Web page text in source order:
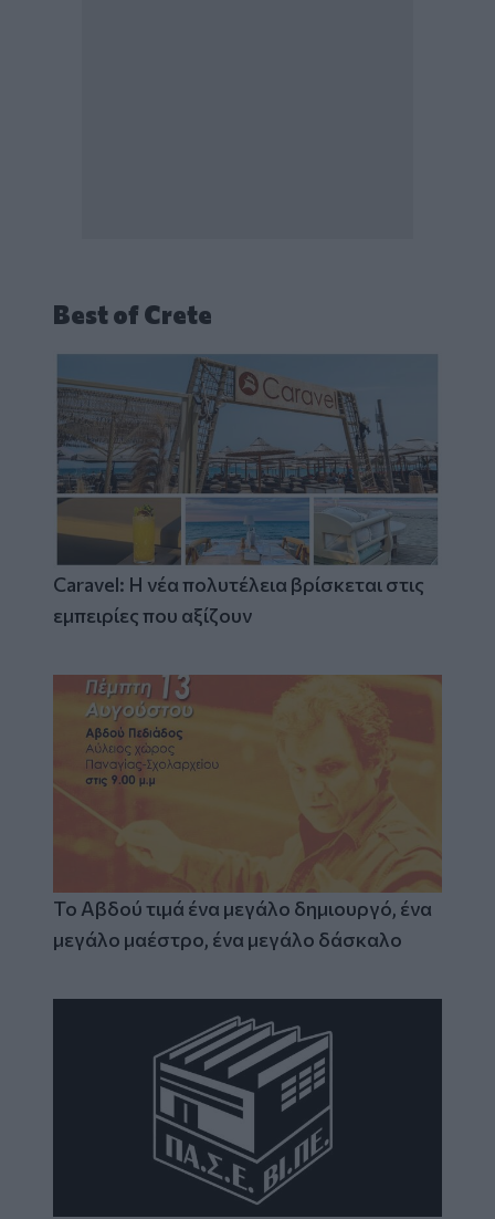
Best of Crete
Caravel: Η νέα πολυτέλεια βρίσκεται στις
εμπειρίες που αξίζουν
Το Αβδού τιμά ένα μεγάλο δημιουργό, ένα
μεγάλο μαέστρο, ένα μεγάλο δάσκαλο